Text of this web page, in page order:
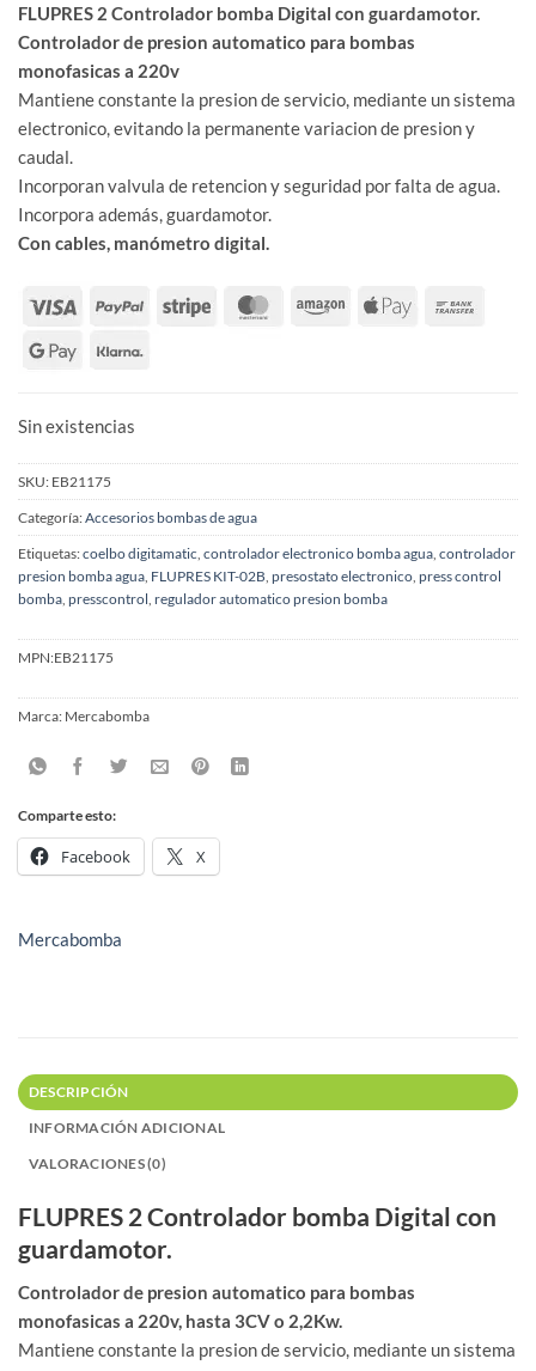
130,87 €.
100,67 €.
FLUPRES 2 Controlador bomba Digital con guardamotor.
Controlador de presion automatico para bombas
monofasicas a 220v
Mantiene constante la presion de servicio, mediante un sistema
electronico, evitando la permanente variacion de presion y
caudal.
Incorporan valvula de retencion y seguridad por falta de agua.
Incorpora además, guardamotor.
Con cables, manómetro digital.
Sin existencias
SKU: EB21175
Categoría:Accesorios bombas de agua
Etiquetas:coelbo digitamatic, controlador electronico bomba agua, controlador
presion bomba agua, FLUPRES KIT-02B, presostato electronico, press control
bomba, presscontrol, regulador automatico presion bomba
MPN:EB21175
Marca: Mercabomba
Comparte esto:
Facebook X
Mercabomba
DESCRIPCIÓN
INFORMACIÓN ADICIONAL
VALORACIONES (0)
FLUPRES 2 Controlador bomba Digital con
guardamotor.
Controlador de presion automatico para bombas
monofasicas a 220v, hasta 3CV o 2,2Kw.
Mantiene constante la presion de servicio, mediante un sistema